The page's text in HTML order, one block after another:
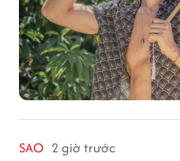
SAO 2 giờ trước